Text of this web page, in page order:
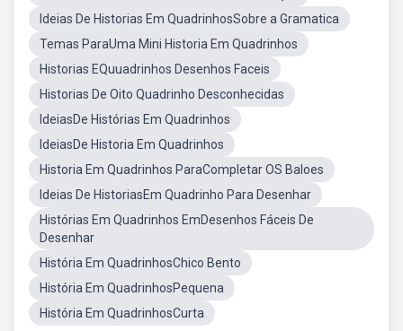
Ideias De Historias Em QuadrinhosSobre a Gramatica
Temas ParaUma Mini Historia Em Quadrinhos
Historias EQuuadrinhos Desenhos Faceis
Historias De Oito Quadrinho Desconhecidas
IdeiasDe Histórias Em Quadrinhos
IdeiasDe Historia Em Quadrinhos
Historia Em Quadrinhos ParaCompletar OS Baloes
Ideias De HistoriasEm Quadrinho Para Desenhar
Histórias Em Quadrinhos EmDesenhos Fáceis De
Desenhar
História Em QuadrinhosChico Bento
História Em QuadrinhosPequena
História Em QuadrinhosCurta